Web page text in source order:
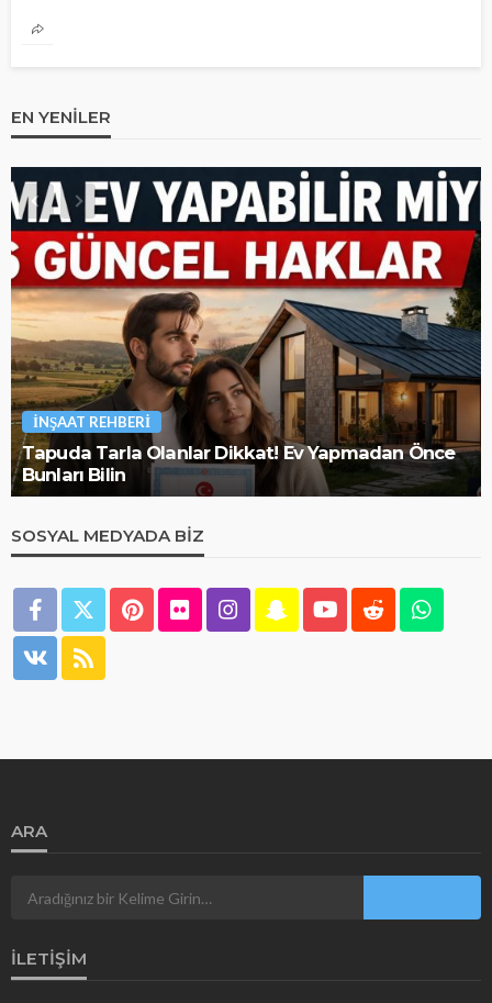
EN YENILER
İNŞAAT REHBERI
Tapuda Tarla Olanlar Dikkat! Ev Yapmadan Önce
Bunları Bilin
SOSYAL MEDYADA BIZ
ARA
İLETIŞIM